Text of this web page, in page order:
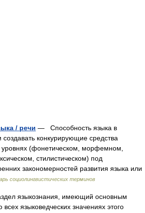
/ речи — Способность языка в
конкурирующие средства
(фонетическом, морфемном,
стилистическом) под
закономерностей развития языка или
социолингвистических терминов
языкознания, имеющий основным
языковедческих значениях этого